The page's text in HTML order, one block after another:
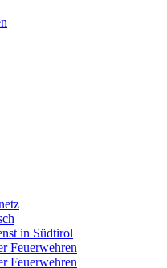
in Südtirol
Feuerwehren
Feuerwehren